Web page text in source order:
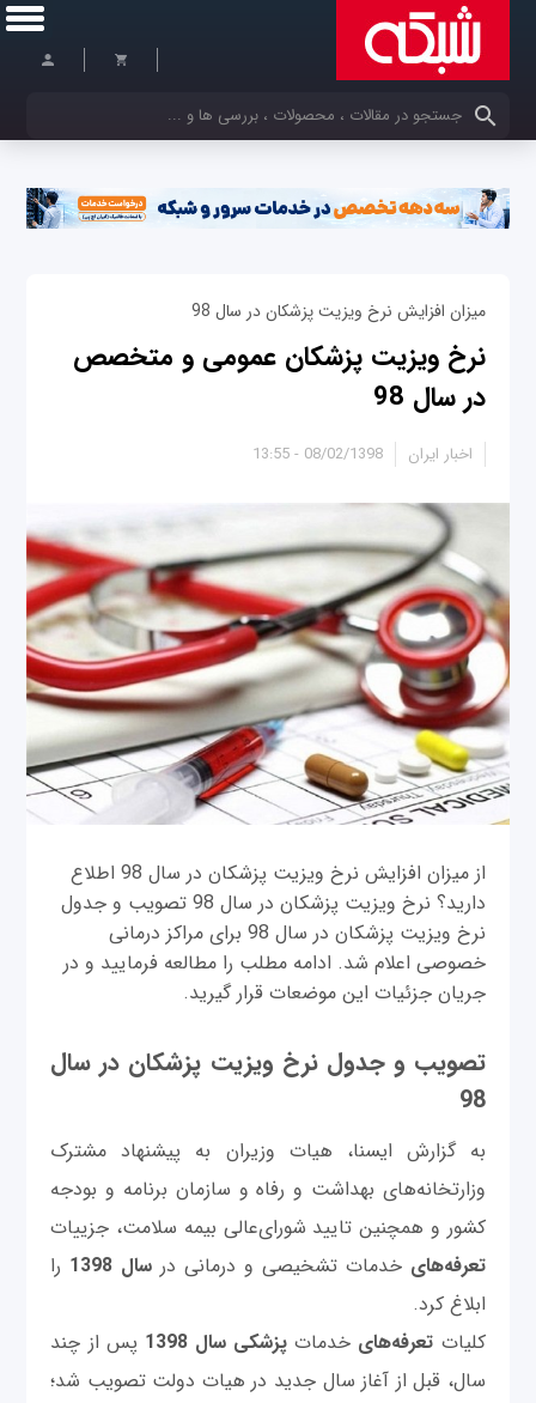
کلمات کلیدی خود را وارد کنید
میزان افزایش نرخ ویزیت پزشکان در سال 98
نرخ ویزیت پزشکان عمومی و متخصص
در سال 98
08/02/1398 - 13:55 اخبار ایران
از میزان افزایش نرخ ویزیت پزشکان در سال 98 اطلاع
دارید؟ نرخ ویزیت پزشکان در سال 98 تصویب و جدول
نرخ ویزیت پزشکان در سال 98 برای مراکز درمانی
خصوصی اعلام شد. ادامه مطلب را مطالعه فرمایید و در
جریان جزئیات این موضعات قرار گیرید.
تصویب و جدول نرخ ویزیت پزشکان در سال
98
به گزارش ایسنا، هیات وزیران به پیشنهاد مشترک
وزارتخانه‌های بهداشت و رفاه و سازمان برنامه و بودجه
کشور و همچنین تایید شورای‌عالی بیمه سلامت، ‌جزییات
تعرفه‌هایخدمات تشخیصی و درمانی در سال 1398
را
ابلاغ کرد.
کلیات تعرفه‌های خدمات پزشکی سال 1398
پس از چند
سال، قبل از آغاز سال جدید در هیات دولت تصویب شد؛